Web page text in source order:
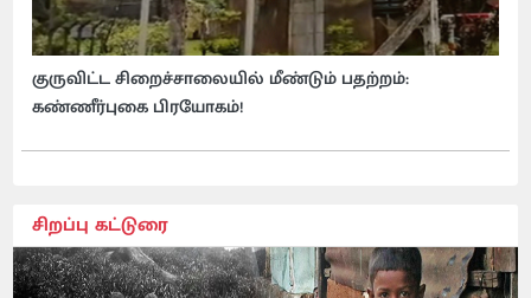
குருவிட்ட சிறைச்சாலையில் மீண்டும் பதற்றம்:
கண்ணீர்புகை பிரயோகம்!
சிறப்பு கட்டுரை